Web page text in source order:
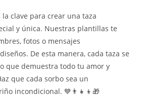
clave para crear una taza
y única. Nuestras plantillas te
fotos o mensajes
De esta manera, cada taza se
que demuestra todo tu amor y
que cada sorbo sea un
incondicional. 💙👨‍👧‍👦🎁